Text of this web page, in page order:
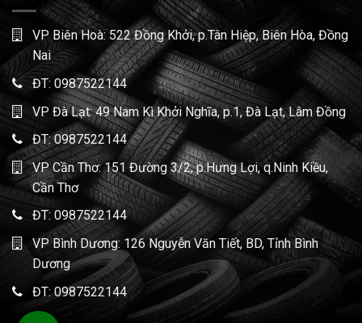
VP Biên Hoà: 522 Đồng Khởi, p.Tân Hiệp, Biên Hòa, Đồng
Nai
ĐT: 0987522144
VP Đà Lạt: 49 Nam Kì Khởi Nghĩa, p.1, Đà Lạt, Lâm Đồng
ĐT:0987522144
VP Cần Thơ: 151 Đường 3/2, p.Hưng Lợi, q.Ninh Kiều,
Cần Thơ
ĐT: 0987522144
VP Bình Dương: 126 Nguyễn Văn Tiết, BD, Tỉnh Bình
Dương
ĐT: 0987522144